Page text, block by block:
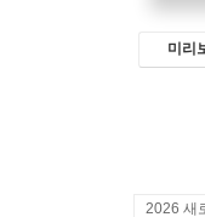
미리
2026 새